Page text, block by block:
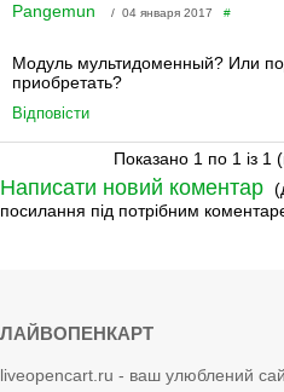
Pangemun / 04 января 2017 #
Модуль мультидоменный? Или
приобретать?
Відповісти
Показано 1 по 1 із 1
Написати новий коментар
посилання під потрібним
ЛАЙВОПЕНКАРТ
liveopencart.ru - ваш улюблений